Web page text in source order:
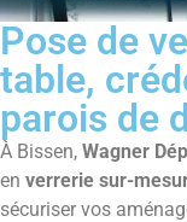
Pose de
table,
parois de
À Bissen, Wagner
en verrerie sur-
sécuriser vos